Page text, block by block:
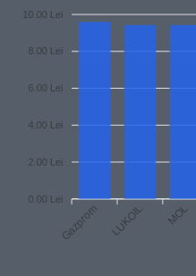
10.00 Lei
8.00 Lei
6.00 Lei
4.00 Lei
2.00 Lei
0.00 Lei
Gazprom LUKOIL MOL